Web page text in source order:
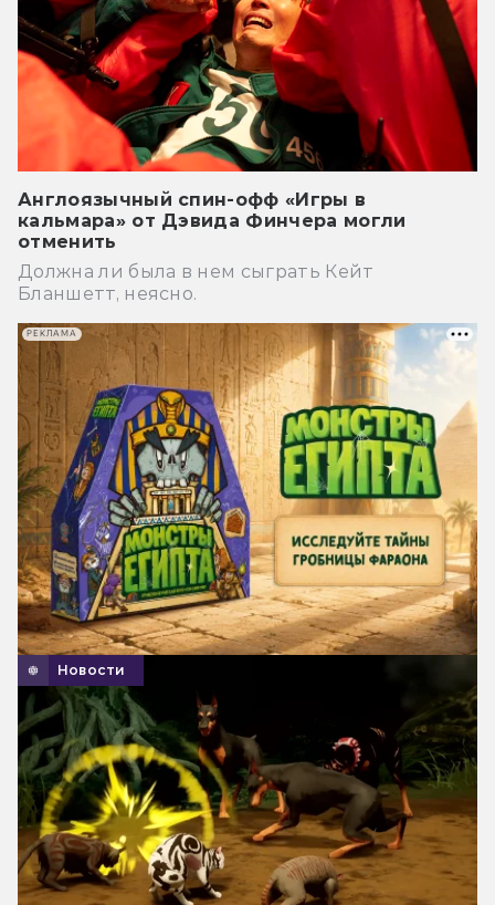
Англоязычный спин-офф «Игры в
кальмара» от Дэвида Финчера могли
отменить
Должна ли была в нем сыграть Кейт
Бланшетт, неясно.
Новости
РЕКЛАМА